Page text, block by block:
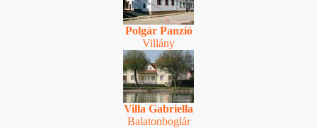
Polgár Panzió
Villány
Villa Gabriella
Balatonboglár